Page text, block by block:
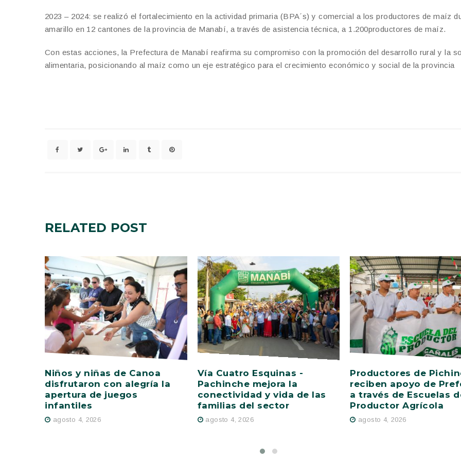
2023 – 2024: se realizó el fortalecimiento en la actividad primaria (BPA´s) y comercial a los productores de maíz
amarillo en 12 cantones de la provincia de Manabí, a través de asistencia técnica, a 1.200productores de maíz.
Con estas acciones, la Prefectura de Manabí reafirma su compromiso con la promoción del desarrollo rural y la
alimentaria, posicionando al maíz como un eje estratégico para el crecimiento económico y social de la provincia
RELATED POST
Niños y niñas de Canoa
disfrutaron con alegría la
apertura de juegos
infantiles
agosto 4, 2026
Vía Cuatro Esquinas -
Pachinche mejora la
conectividad y vida de las
familias del sector
agosto 4, 2026
Productores de
reciben apoyo de
a través de Escuelas
Productor Agrícola
agosto 4, 2026